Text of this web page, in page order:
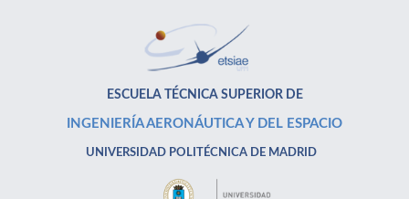
ESCUELA TÉCNICA SUPERIOR DE
INGENIERÍA AERONÁUTICA Y DEL ESPACIO
UNIVERSIDAD POLITÉCNICA DE MADRID